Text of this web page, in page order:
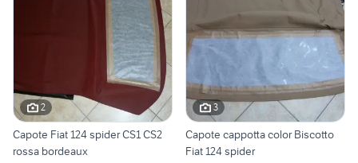
2
Capote Fiat 124 spider CS1 CS2
rossa bordeaux
3
Capote cappotta color Biscotto
Fiat 124 spider